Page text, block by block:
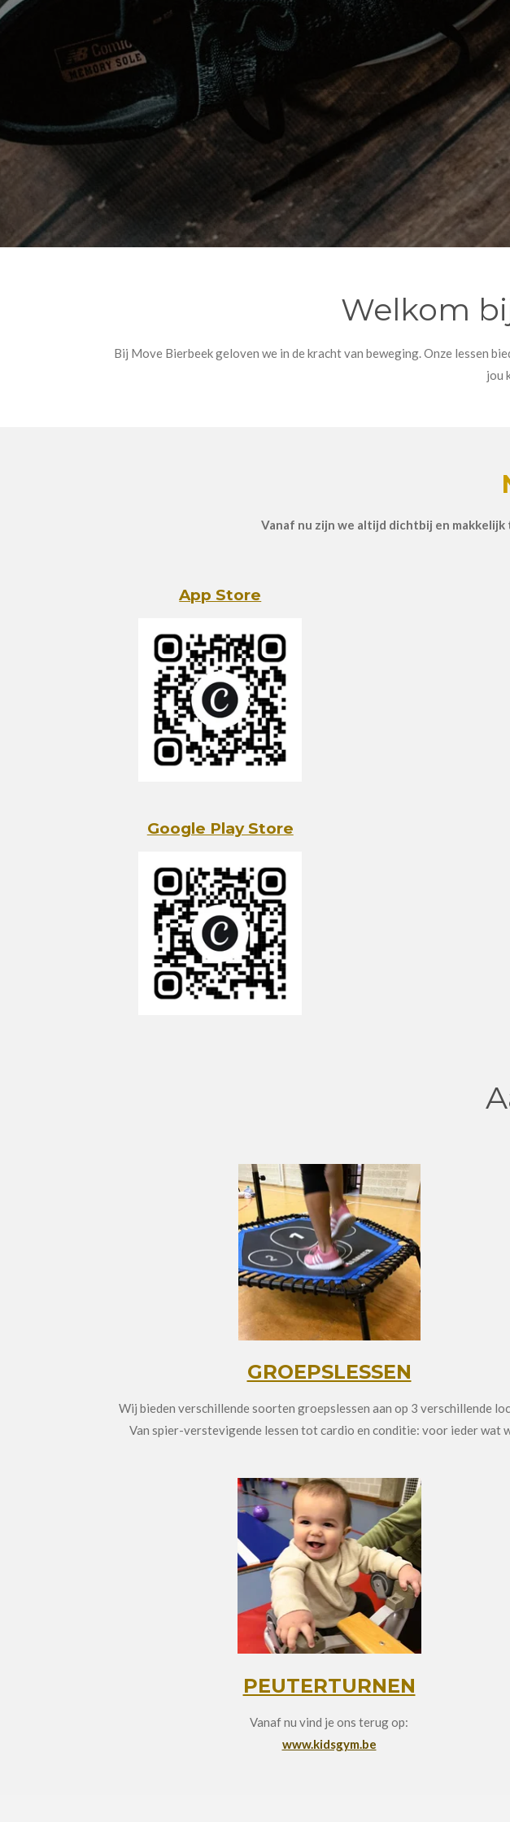
Welkom
Bij Move Bierbeek geloven we in de kracht van beweging. Onze lessen
jou
Vanaf nu zijn we altijd dichtbij en
App Store
Google Play Store
GROEPSLESSEN
Wij bieden verschillende soorten groepslessen aan op 3 verschillende
Van spier-verstevigende lessen tot cardio en conditie: voor ieder wat
PEUTERTURNEN
Vanaf nu vind je ons terug op:
www.kidsgym.be